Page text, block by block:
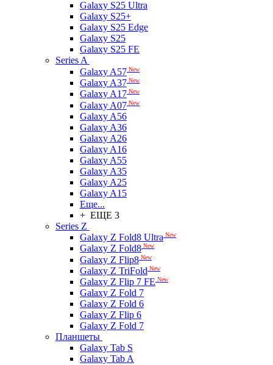
Galaxy S25 Ultra
Galaxy S25+
Galaxy S25 Edge
Galaxy S25
Galaxy S25 FE
Series A
Galaxy A57 New
Galaxy A37 New
Galaxy A17 New
Galaxy A07 New
Galaxy A56
Galaxy A36
Galaxy A26
Galaxy A16
Galaxy A55
Galaxy A35
Galaxy A25
Galaxy A15
Еще...
+ ЕЩЕ 3
Series Z
Galaxy Z Fold8 Ultra New
Galaxy Z Fold8 New
Galaxy Z Flip8 New
Galaxy Z TriFold New
Galaxy Z Flip 7 FE New
Galaxy Z Fold 7
Galaxy Z Fold 6
Galaxy Z Flip 6
Galaxy Z Fold 7
Планшеты
Galaxy Tab S
Galaxy Tab A